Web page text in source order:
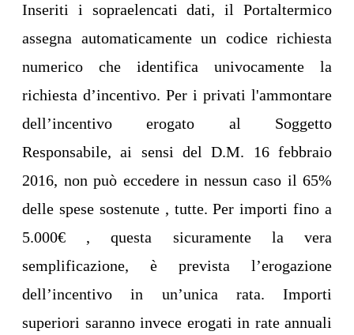
Inseriti i sopraelencati dati, il Portaltermico
assegna automaticamente un codice richiesta
numerico che identifica univocamente la
richiesta d’incentivo. Per i privati l'ammontare
dell’incentivo erogato al Soggetto
Responsabile, ai sensi del D.M. 16 febbraio
2016, non può eccedere in nessun caso il 65%
delle spese sostenute , tutte. Per importi fino a
5.000€ , questa sicuramente la vera
semplificazione, è prevista l’erogazione
dell’incentivo in un’unica rata. Importi
superiori saranno invece erogati in rate annuali